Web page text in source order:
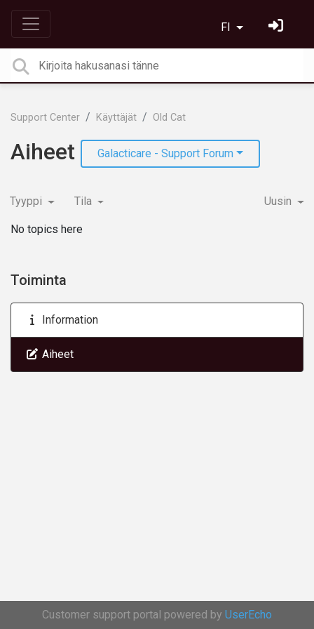
FI
Support Center Käyttäjät Old Cat
Aiheet Galacticare - Support Forum
Tyyppi Tila Uusin
No topics here
Toiminta
Information
Aiheet
Customer support portal powered by UserEcho